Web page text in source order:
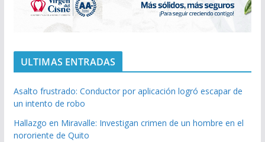
ULTIMAS ENTRADAS
Asalto frustrado: Conductor por aplicación logró escapar de
un intento de robo
Hallazgo en Miravalle: Investigan crimen de un hombre en el
nororiente de Quito